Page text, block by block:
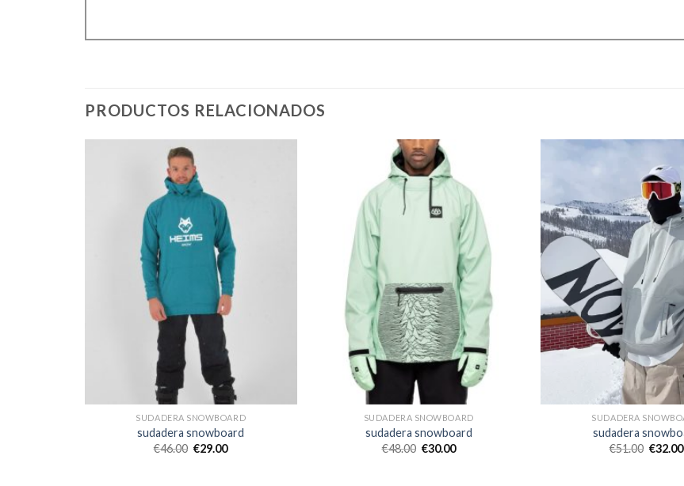
PRODUCTOS RELACIONADOS
SUDADERA SNOWBOARD
sudadera snowboard
€46.00 €29.00
SUDADERA SNOWBOARD
sudadera snowboard
€48.00 €30.00
SUDADERA
sudadera
€51.00 €32.00